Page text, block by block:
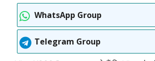
WhatsApp Group
Telegram Group